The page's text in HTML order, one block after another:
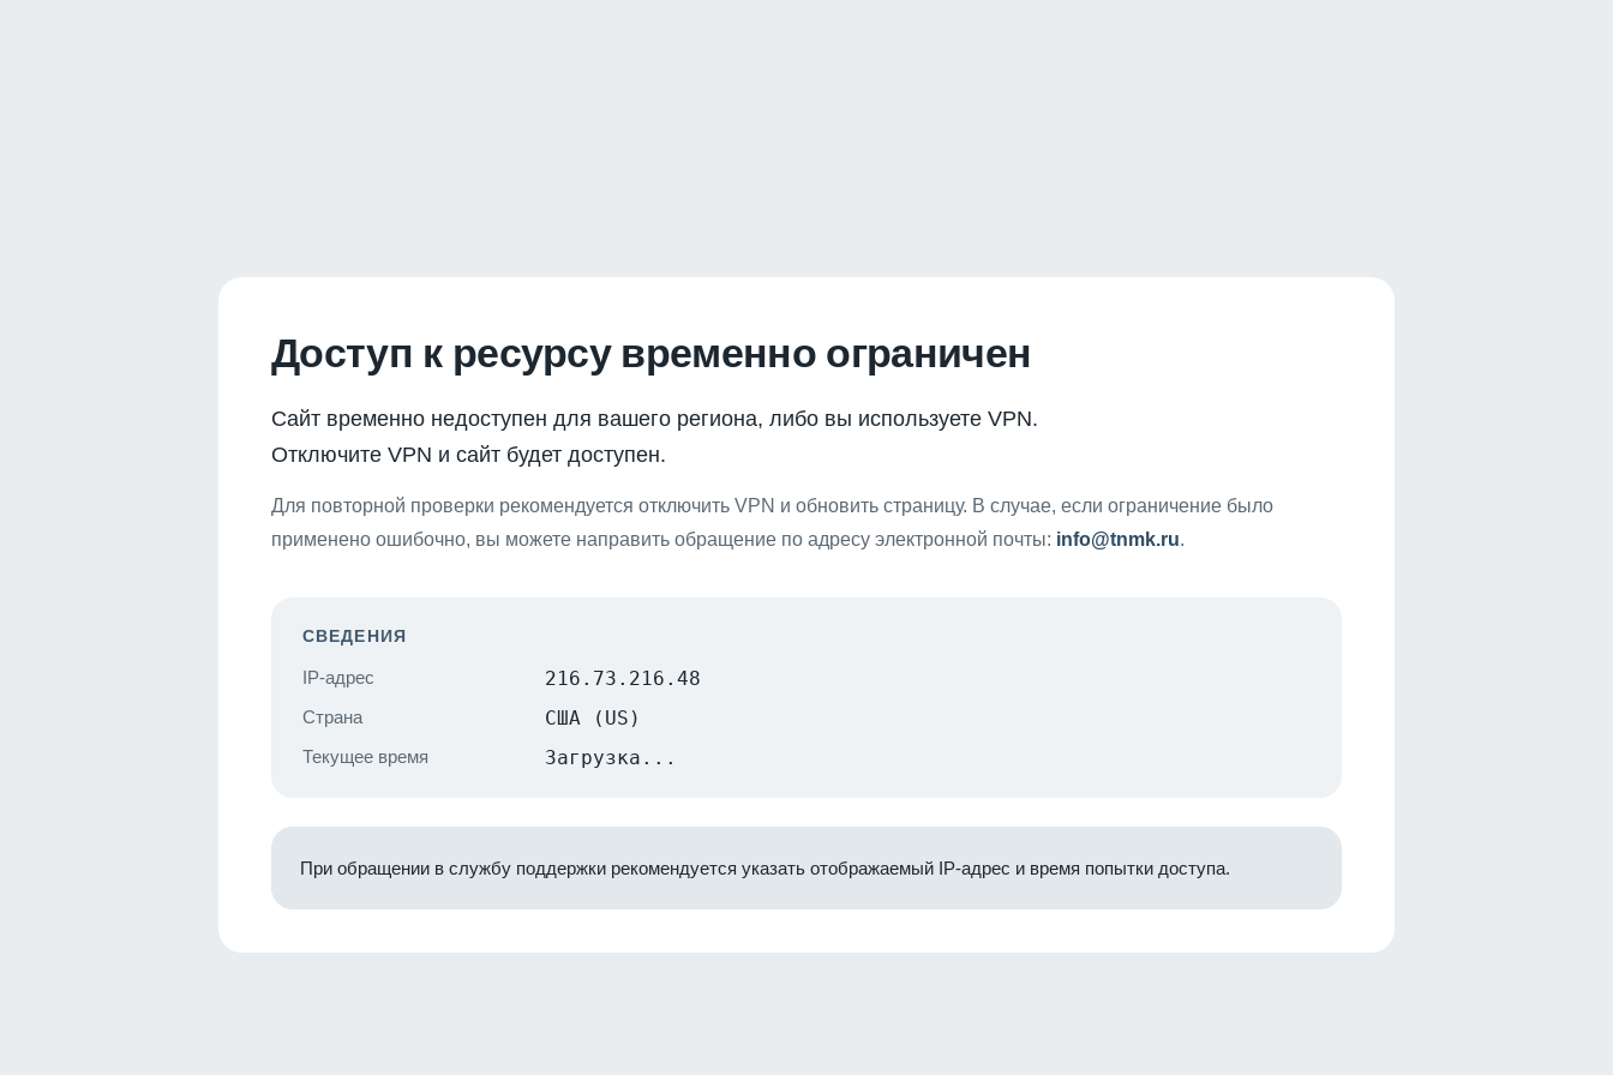
Доступ к ресурсу временно ограничен
Сайт временно недоступен для вашего региона, либо вы используете VPN.
Отключите VPN и сайт будет доступен.
Для повторной проверки рекомендуется отключить VPN и обновить страницу. В случае, если ограничение было
применено ошибочно, вы можете направить обращение по адресу электронной почты: info@tnmk.ru.
СВЕДЕНИЯ
IP-адрес 216.73.216.48
Страна США (US)
Текущее время Загрузка...
При обращении в службу поддержки рекомендуется указать отображаемый IP-адрес и время попытки доступа.